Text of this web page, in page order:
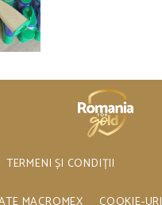
TERMENI ȘI CONDIȚII